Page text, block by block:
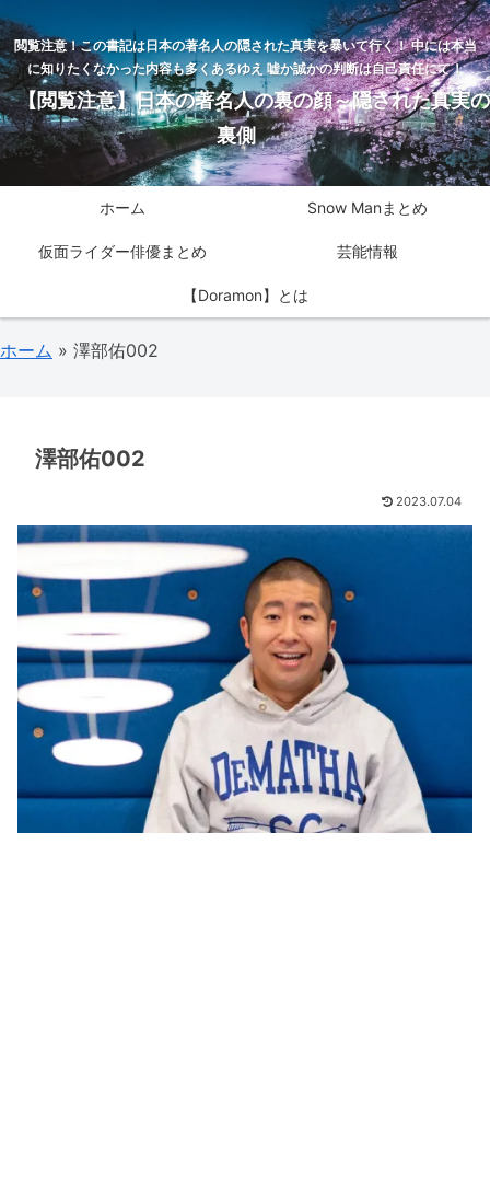
閲覧注意！この書記は日本の著名人の隠された真実を暴いて行く！ 中には本当
に知りたくなかった内容も多くあるゆえ 嘘か誠かの判断は自己責任にて！
【閲覧注意】日本の著名人の裏の顔～隠された真実の
裏側
ホーム Snow Manまとめ
仮面ライダー俳優まとめ 芸能情報
【Doramon】とは
ホーム » 澤部佑002
澤部佑002
2023.07.04